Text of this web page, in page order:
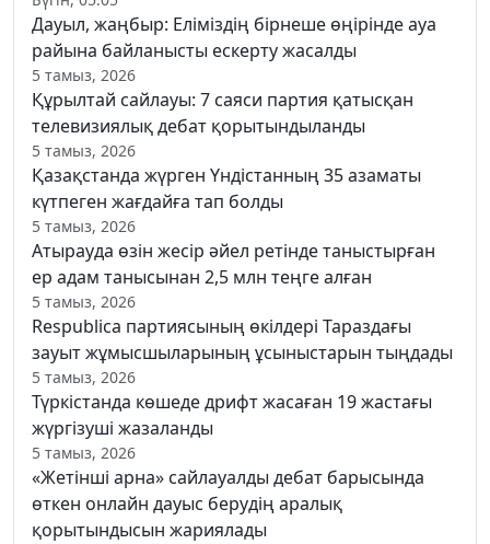
Дауыл, жаңбыр: Еліміздің бірнеше өңірінде ауа
райына байланысты ескерту жасалды
5 тамыз, 2026
Құрылтай сайлауы: 7 саяси партия қатысқан
телевизиялық дебат қорытындыланды
5 тамыз, 2026
Қазақстанда жүрген Үндістанның 35 азаматы
күтпеген жағдайға тап болды
5 тамыз, 2026
Атырауда өзін жесір әйел ретінде таныстырған
ер адам танысынан 2,5 млн теңге алған
5 тамыз, 2026
Respublica партиясының өкілдері Тараздағы
зауыт жұмысшыларының ұсыныстарын тыңдады
5 тамыз, 2026
Түркістанда көшеде дрифт жасаған 19 жастағы
жүргізуші жазаланды
5 тамыз, 2026
«Жетінші арна» сайлауалды дебат барысында
өткен онлайн дауыс берудің аралық
қорытындысын жариялады